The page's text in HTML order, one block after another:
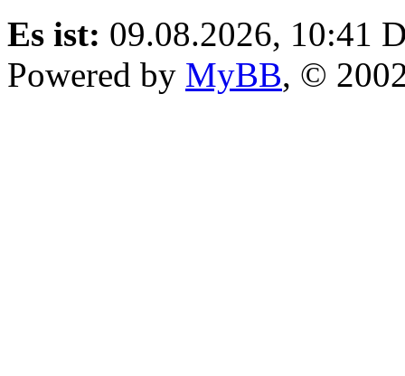
Es ist: 09.08.2026, 10:41
Powered by MyBB, ©